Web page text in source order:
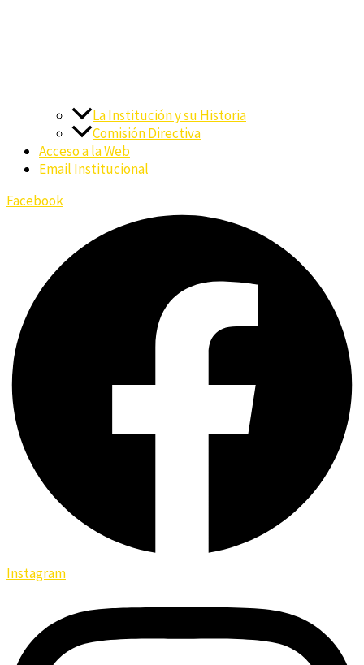
La Institución y su Historia
Comisión Directiva
Acceso a la Web
Email Institucional
Facebook
Instagram